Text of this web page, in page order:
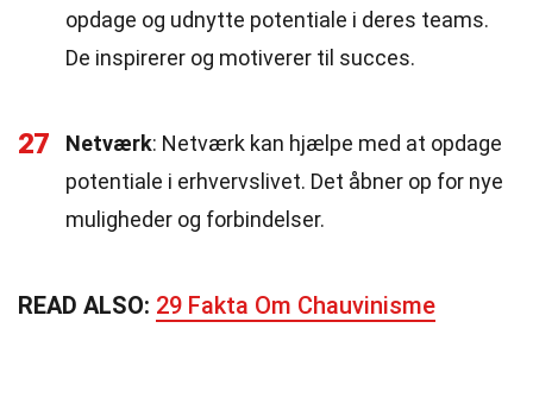
opdage og udnytte potentiale i deres teams.
De inspirerer og motiverer til succes.
27 Netværk: Netværk kan hjælpe med at opdage
potentiale i erhvervslivet. Det åbner op for nye
muligheder og forbindelser.
READ ALSO: 29 Fakta Om Chauvinisme